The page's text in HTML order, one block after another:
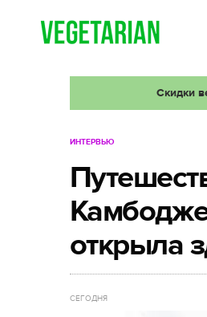
Скидки
ИНТЕРВЬЮ
открыла
СЕГОДНЯ